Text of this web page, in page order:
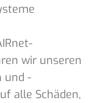
wir unseren
und -
alle Schäden,